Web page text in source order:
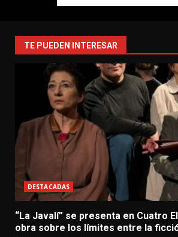
TE PUEDEN INTERESAR
DESTACADAS
“La Javalí” se presenta en Cuatro
obra sobre los límites entre la